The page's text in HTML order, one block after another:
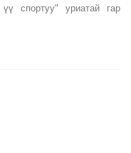
спортуу" уриатай гар